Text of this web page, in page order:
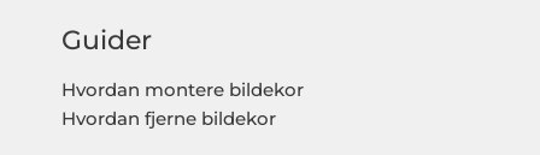
Guider
Hvordan montere bildekor
Hvordan fjerne bildekor